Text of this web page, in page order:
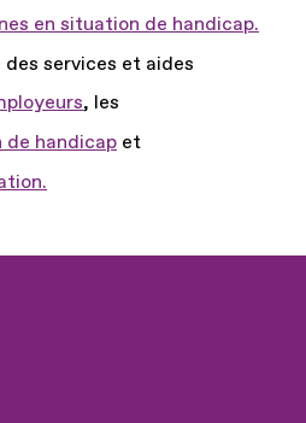
en situation de handicap.
des services et aides
, les
de handicap et